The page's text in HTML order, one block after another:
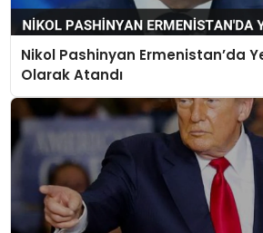
Nikol Pashinyan Ermenistan’da
Olarak Atandı